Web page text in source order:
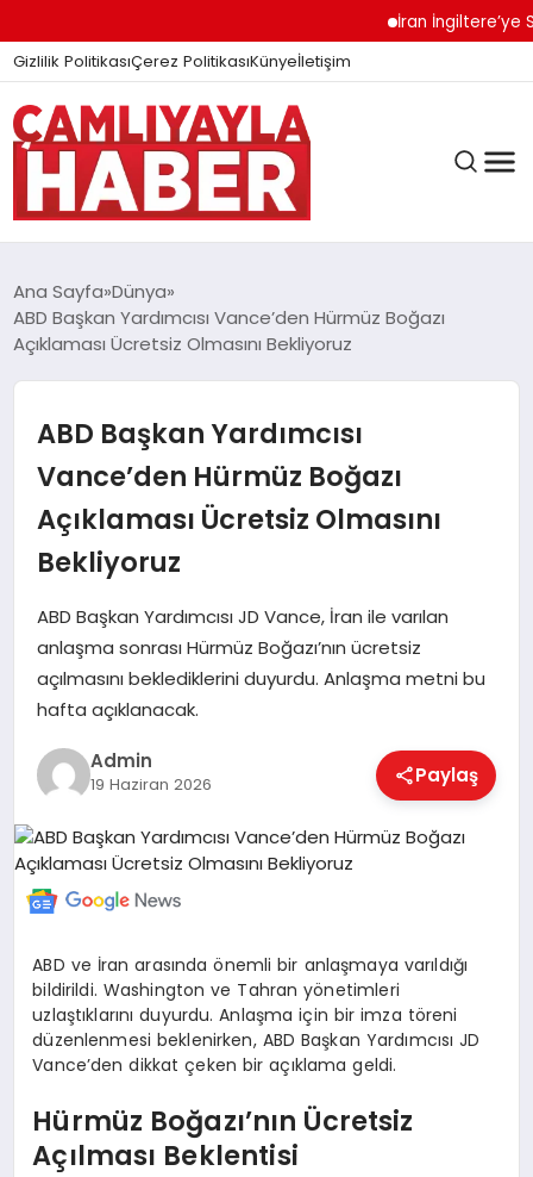
İran İngiltere’ye
Gizlilik PolitikasıÇerez PolitikasıKünyeİletişim
GÜNDEM
DÜNYA
EĞITIM
EKONOMI
MAGAZIN
SAĞLIK
SPOR
TEKNOLOJI
Ana Sayfa Dünya
ABD Başkan Yardımcısı Vance’den Hürmüz Boğazı
Açıklaması Ücretsiz Olmasını Bekliyoruz
ABD Başkan Yardımcısı
Vance’den Hürmüz Boğazı
Açıklaması Ücretsiz Olmasını
Bekliyoruz
ABD Başkan Yardımcısı JD Vance, İran ile varılan
anlaşma sonrası Hürmüz Boğazı’nın ücretsiz
açılmasını beklediklerini duyurdu. Anlaşma metni bu
hafta açıklanacak.
Admin
19 Haziran 2026 Paylaş
ABD ve İran arasında önemli bir anlaşmaya varıldığı
bildirildi. Washington ve Tahran yönetimleri
uzlaştıklarını duyurdu. Anlaşma için bir imza töreni
düzenlenmesi beklenirken, ABD Başkan Yardımcısı JD
Vance’den dikkat çeken bir açıklama geldi.
Hürmüz Boğazı’nın Ücretsiz
Açılması Beklentisi